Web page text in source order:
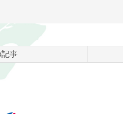
事